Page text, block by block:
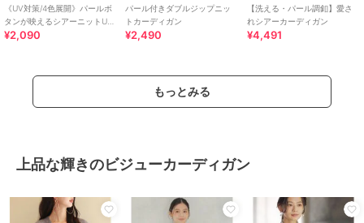
《UV対策/4色展開》パールボ
タンが映えるシアーニットUV
カットカーデ 【快適さも叶え
¥2,090
パール付きダブルジップニッ
トカーディガン
¥2,490
【洗える・パール調釦】愛さ
れシアーカーディガン
¥4,491
もっとみる
上品な輝きのビジューカーディガン